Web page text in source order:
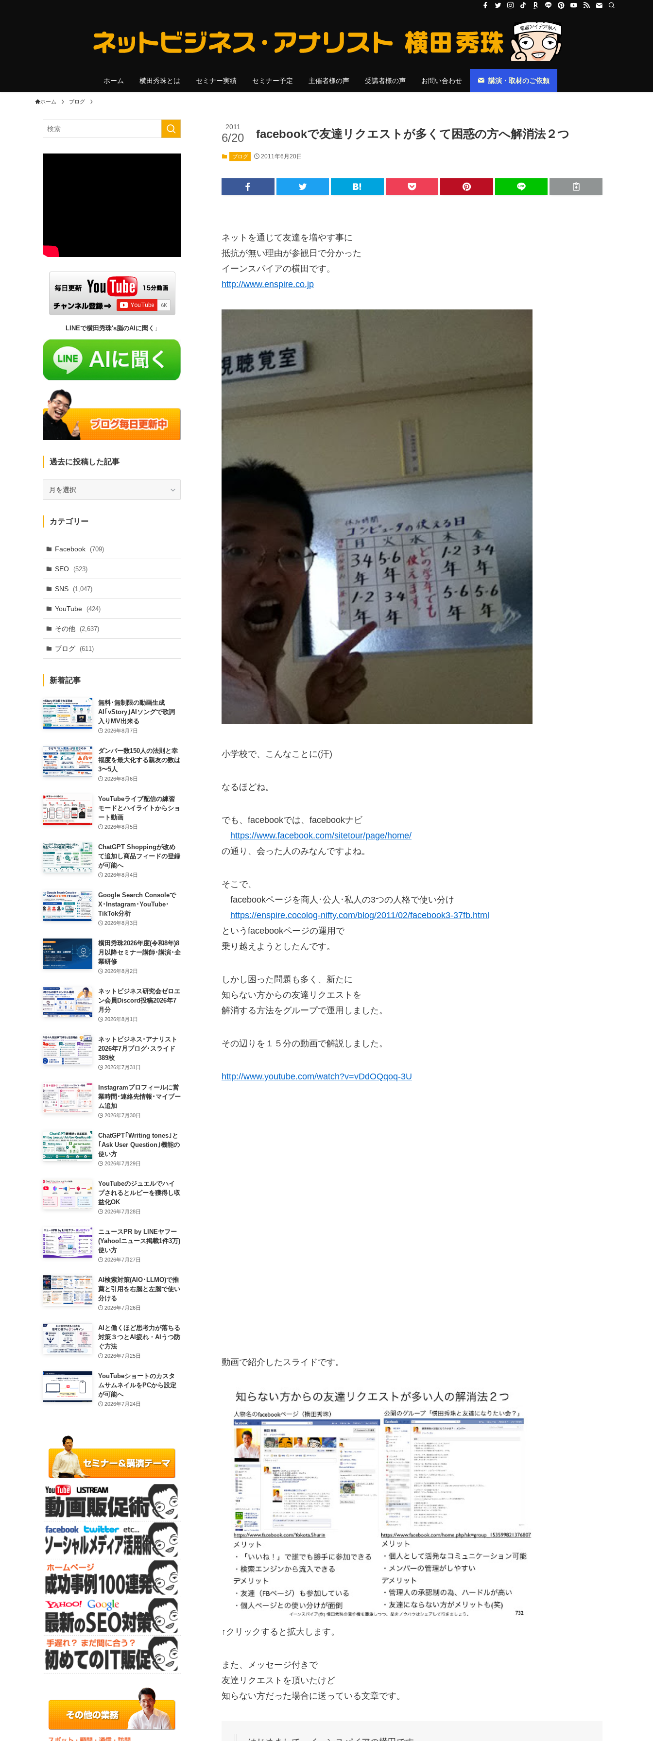
ホーム 横田秀珠とは セミナー実績 セミナー予定 主催者様の声 受講者様の声 お問い合わせ 講演・取材のご依頼
ホーム ブログ
facebookで友達リクエストが多くて困惑の方へ解消法２つ
2011
6/20
ブログ 2011年6月20日
ネットを通じて友達を増やす事に
抵抗が無い理由が参観日で分かった
イーンスパイアの横田です。
http://www.enspire.co.jp
小学校で、こんなことに(汗)
なるほどね。
でも、facebookでは、facebookナビ
https://www.facebook.com/sitetour/page/home/
の通り、会った人のみなんですよね。
そこで、
facebookページを商人･公人･私人の3つの人格で使い分け
https://enspire.cocolog-nifty.com/blog/2011/02/facebook3-37fb.html
というfacebookページの運用で
乗り越えようとしたんです。
しかし困った問題も多く、新たに
知らない方からの友達リクエストを
解消する方法をグループで運用しました。
その辺りを１５分の動画で解説しました。
http://www.youtube.com/watch?v=vDdOQqoq-3U
動画で紹介したスライドです。
↑クリックすると拡大します。
また、メッセージ付きで
友達リクエストを頂いたけど
知らない方だった場合に送っている文章です。
LINEで横田秀珠's脳のAIに聞く↓
過去に投稿した記事
投
稿
た
記
事
カテゴリー
Facebook (709)
SEO (523)
SNS (1,047)
YouTube (424)
その他 (2,637)
ブログ (611)
新着記事
無料･無制限の動画生成
AI｢vStory｣AIソングで歌詞
入りMV出来る
2026年8月7日
ダンバー数150人の法則と幸
福度を最大化する親友の数は
3〜5人
2026年8月6日
YouTubeライブ配信の練習
モードとハイライトからショ
ート動画
2026年8月5日
ChatGPT Shoppingが改め
て追加し商品フィードの登録
が可能へ
2026年8月4日
Google Search Consoleで
X･Instagram･YouTube･
TikTok分析
2026年8月3日
横田秀珠2026年度(令和8年)8
月以降セミナー講師･講演･企
業研修
2026年8月2日
ネットビジネス研究会ゼロエ
ン会員Discord投稿2026年7
月分
2026年8月1日
ネットビジネス･アナリスト
2026年7月ブログ･スライド
389枚
2026年7月31日
Instagramプロフィールに営
業時間･連絡先情報･マイブー
ム追加
2026年7月30日
ChatGPT｢Writing tones｣と
｢Ask User Question｣機能の
使い方
2026年7月29日
YouTubeのジュエルでハイ
プされるとルビーを獲得し収
益化OK
2026年7月28日
ニュースPR by LINEヤフー
(Yahoo!ニュース掲載1件3万)
使い方
2026年7月27日
AI検索対策(AIO･LLMO)で推
薦と引用を右脳と左脳で使い
分ける
2026年7月26日
AIと働くほど思考力が落ちる
対策３つとAI疲れ・AIうつ防
ぐ方法
2026年7月25日
YouTubeショートのカスタ
ムサムネイルをPCから設定
が可能へ
2026年7月24日